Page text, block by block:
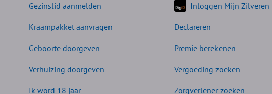
Gezinslid aanmelden
Kraampakket aanvragen
Geboorte doorgeven
Verhuizing doorgeven
Ik word 18 jaar
Inloggen Mijn Zilveren
Declareren
Premie berekenen
Vergoeding zoeken
Zorgverlener zoeken